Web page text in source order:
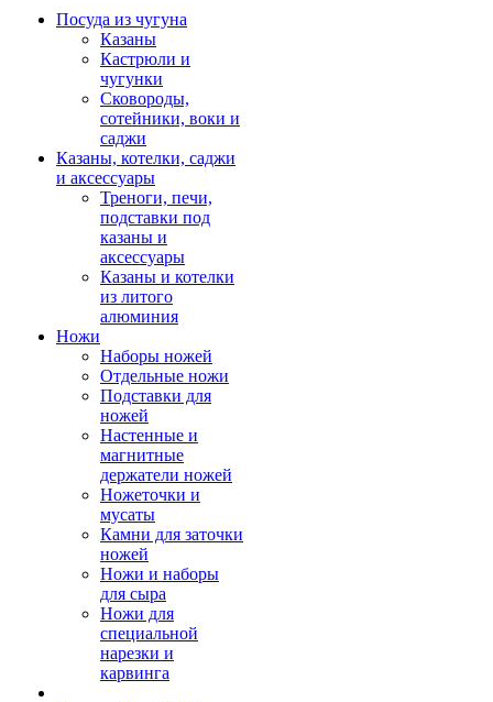
Посуда из чугуна
Казаны
Кастрюли и
чугунки
Сковороды,
сотейники, воки и
саджи
Казаны, котелки, саджи
и аксессуары
Треноги, печи,
подставки под
казаны и
аксессуары
Казаны и котелки
из литого
алюминия
Ножи
Наборы ножей
Отдельные ножи
Подставки для
ножей
Настенные и
магнитные
держатели ножей
Ножеточки и
мусаты
Камни для заточки
ножей
Ножи и наборы
для сыра
Ножи для
специальной
нарезки и
карвинга